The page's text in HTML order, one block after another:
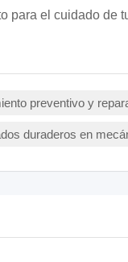
para el cuidado de
preventivo y
duraderos en